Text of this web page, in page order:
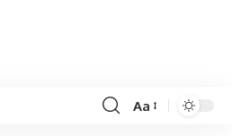
Font
Aa